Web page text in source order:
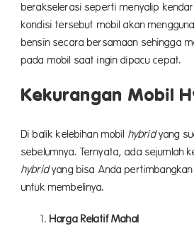
berakselerasi seperti menyalip
kondisi tersebut mobil akan
bensin secara bersamaan sehingga
pada mobil saat ingin dipacu cepat.
Kekurangan Mobil
Di balik kelebihan mobil hybridyang
sebelumnya. Ternyata, ada sejumlah
hybridyang bisa Anda
untuk membelinya.
Harga Relatif Mahal